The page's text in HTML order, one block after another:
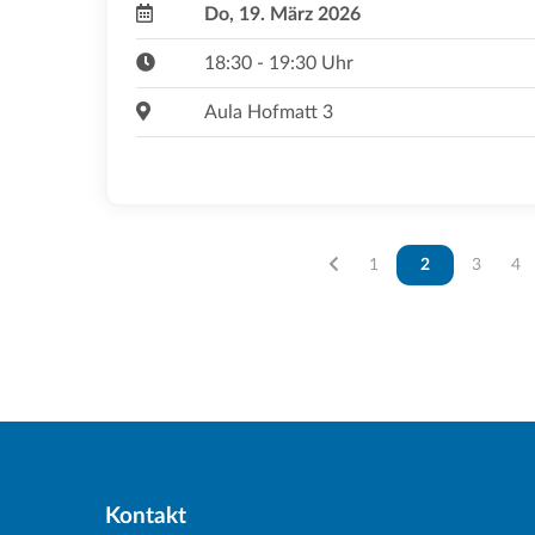
Do, 19. März 2026
18:30 - 19:30 Uhr
Aula Hofmatt 3
Vous êtes sur la page
1 Vous êtes sur la
2 Vous
3 4
Kontakt